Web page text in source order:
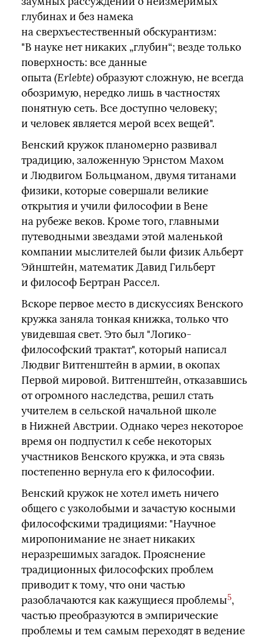
глубинах и без намека
на сверхъестественный обскурантизм:
"В науке нет никаких „глубин“; везде только
поверхность: все данные
опыта(Erlebte)образуют сложную, не всегда
обозримую, нередко лишь в частностях
понятную сеть. Все доступно человеку;
и человек является мерой всех вещей".
Венский кружок планомерно развивал
традицию, заложенную Эрнстом Махом
и Людвигом Больцманом, двумя титанами
физики, которые совершали великие
открытия и учили философии в Вене
на рубеже веков. Кроме того, главными
путеводными звездами этой маленькой
компании мыслителей были физик Альберт
Эйнштейн, математик Давид Гильберт
и философ Бертран Рассел.
Вскоре первое место в дискуссиях Венского
кружка заняла тонкая книжка, только что
увидевшая свет. Это был "Логико-
философский трактат", который написал
Людвиг Витгенштейн в армии, в окопах
Первой мировой. Витгенштейн, отказавшись
от огромного наследства, решил стать
учителем в сельской начальной школе
в Нижней Австрии. Однако через некоторое
время он подпустил к себе некоторых
участников Венского кружка, и эта связь
постепенно вернула его к философии.
Венский кружок не хотел иметь ничего
общего с узколобыми и зачастую косными
философскими традициями: "Научное
миропонимание не знает никаких
неразрешимых загадок. Прояснение
традиционных философских проблем
приводит к тому, что они частью
разоблачаются как кажущиеся проблемы5,
частью преобразуются в эмпирические
проблемы и тем самым переходят в ведение